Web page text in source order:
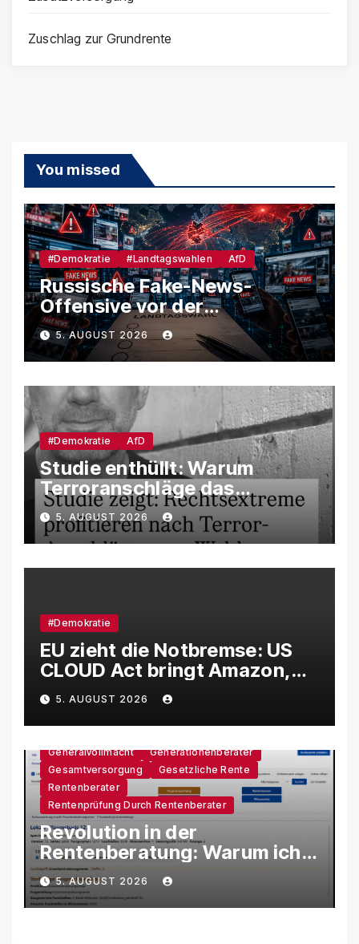
Zuschlag zur Grundrente
You missed
#Demokratie #Landtagswahlen AfD
Russische Fake-News-
Offensive vor der
Landtagswahl – So soll
unsere Demokratie
manipuliert werden
5. AUGUST 2026
#Demokratie AfD
Studie enthüllt: Warum
Terroranschläge das
Wahlverhalten verändern –
und weshalb die AfD davon
besonders profitiert
5. AUGUST 2026
#Demokratie
EU zieht die Notbremse: US
CLOUD Act bringt Amazon,
Google und Microsoft massiv
unter Druck
5. AUGUST 2026
Generalvollmacht
Generationenberater
Gesamtversorgung
Gesetzliche Rente
Rentenberater
Rentenprüfung Durch Rentenberater
Revolution in der
Rentenberatung: Warum ich
eine eigene KI-Software
entwickle
5. AUGUST 2026